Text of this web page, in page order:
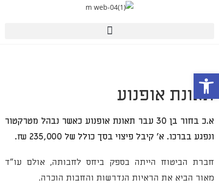
פתח סרגל נגישות
תאונת אופנוע
א.כ בחור בן 30 עבר תאונת אופנוע כאשר נבהל מטרקטור
ונפגע בברכו. א' קיבל פיצוי בסך כולל של 235,000 ₪.
חברת הביטוח הייתה בספק ביחס לחבותה, אולם עו"ד
מאור הביא את הראיות הנדרשות והחבות הוכרה.